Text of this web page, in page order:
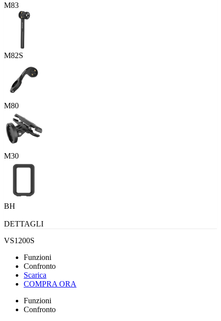
M83
M82S
M80
M30
BH
DETTAGLI
VS1200S
Funzioni
Confronto
Scarica
COMPRA ORA
Funzioni
Confronto